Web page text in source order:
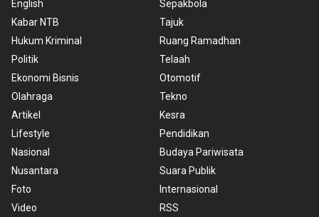
English
Kabar NTB
Hukum Kriminal
Politik
Ekonomi Bisnis
Olahraga
Artikel
Lifestyle
Nasional
Nusantara
Foto
Video
Sepakbola
Tajuk
Ruang Ramadhan
Telaah
Otomotif
Tekno
Kesra
Pendidikan
Budaya Pariwisata
Suara Publik
Internasional
RSS